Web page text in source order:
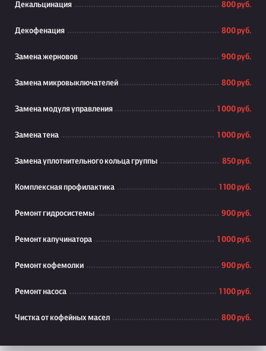
Декальцинация 800 руб.
Декофенация 800 руб.
Замена жерновов 900 руб.
Замена микровыключателей 800 руб.
Замена модуля управления 1 000 руб.
Замена тена 1 000 руб.
Замена уплотнительного кольца группы 850 руб.
Комплексная профилактика 1 100 руб.
Ремонт гидросистемы 900 руб.
Ремонт капучинатора 1 000 руб.
Ремонт кофемолки 900 руб.
Ремонт насоса 1 100 руб.
Чистка от кофейных масел 800 руб.